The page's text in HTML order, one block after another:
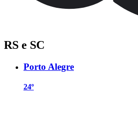
RS e SC
Porto Alegre
24º